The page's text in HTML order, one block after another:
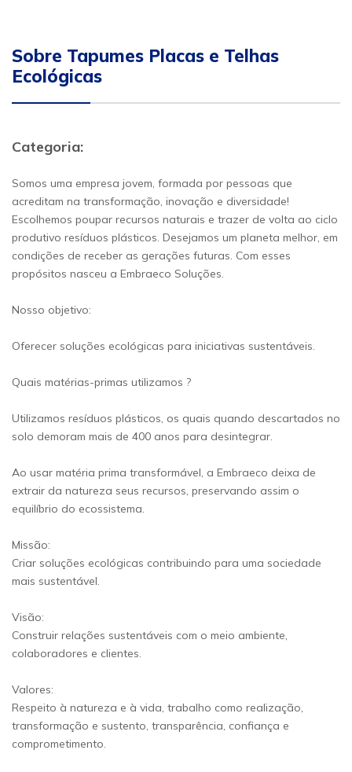
Sobre Tapumes Placas e Telhas
Ecológicas
Categoria:
Somos uma empresa jovem, formada por pessoas que
acreditam na transformação, inovação e diversidade!
Escolhemos poupar recursos naturais e trazer de volta ao ciclo
produtivo resíduos plásticos. Desejamos um planeta melhor, em
condições de receber as gerações futuras. Com esses
propósitos nasceu a Embraeco Soluções.
Nosso objetivo:
Oferecer soluções ecológicas para iniciativas sustentáveis.
Quais matérias-primas utilizamos ?
Utilizamos resíduos plásticos, os quais quando descartados no
solo demoram mais de 400 anos para desintegrar.
Ao usar matéria prima transformável, a Embraeco deixa de
extrair da natureza seus recursos, preservando assim o
equilíbrio do ecossistema.
Missão:
Criar soluções ecológicas contribuindo para uma sociedade
mais sustentável.
Visão:
Construir relações sustentáveis com o meio ambiente,
colaboradores e clientes.
Valores:
Respeito à natureza e à vida, trabalho como realização,
transformação e sustento, transparência, confiança e
comprometimento.